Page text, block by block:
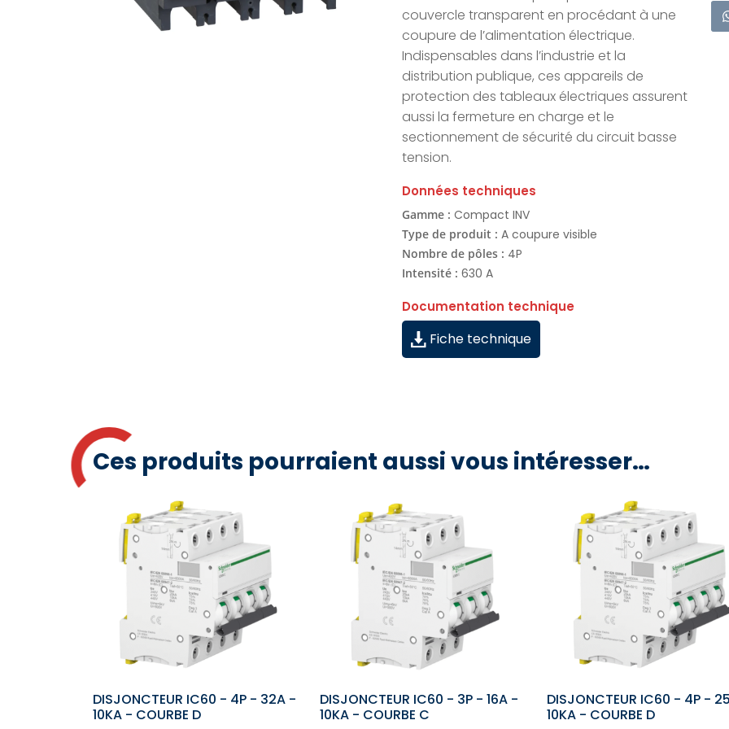
couvercle transparent en procédant à une
coupure de l’alimentation électrique.
Indispensables dans l’industrie et la
distribution publique, ces appareils de
protection des tableaux électriques assurent
aussi la fermeture en charge et le
sectionnement de sécurité du circuit basse
tension.
Données techniques
Gamme : Compact INV
Type de produit : A coupure visible
Nombre de pôles : 4P
Intensité : 630 A
Documentation technique
Fiche technique
Ces produits pourraient aussi vous intéresser…
DISJONCTEUR IC60 - 4P - 32A -
10KA - COURBE D
DISJONCTEUR IC60 - 3P - 16A -
10KA - COURBE C
DISJONCTEUR IC60 - 4P -
10KA - COURBE D